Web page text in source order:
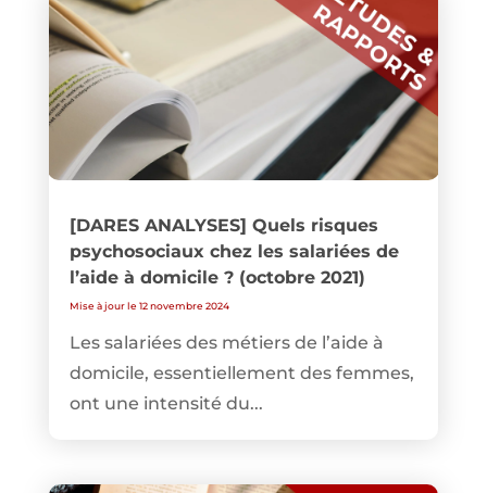
[DARES ANALYSES] Quels risques
psychosociaux chez les salariées de
l’aide à domicile ? (octobre 2021)
Mise à jour le 12 novembre 2024
Les salariées des métiers de l’aide à
domicile, essentiellement des femmes,
ont une intensité du...